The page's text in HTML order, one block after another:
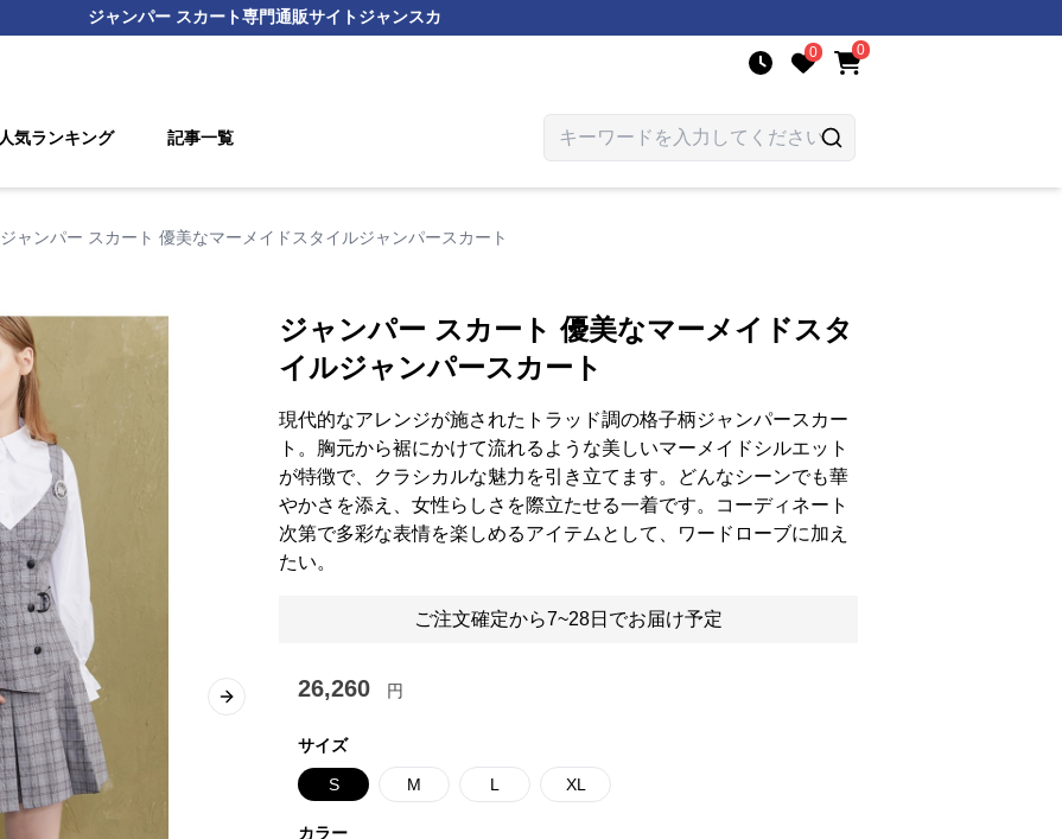
ジャンパー スカート専門通販サイトジャンスカ
0 0
人気ランキング 記事一覧
ジャンパー スカート 優美なマーメイドスタイルジャンパースカート
Next slide
ジャンパー スカート 優美なマーメイドスタ
イルジャンパースカート
現代的なアレンジが施されたトラッド調の格子柄ジャンパースカー
ト。胸元から裾にかけて流れるような美しいマーメイドシルエット
が特徴で、クラシカルな魅力を引き立てます。どんなシーンでも華
やかさを添え、女性らしさを際立たせる一着です。コーディネート
次第で多彩な表情を楽しめるアイテムとして、ワードローブに加え
たい。
ご注文確定から7~28日でお届け予定
26,260 円
サイズ
S M L XL
カラー